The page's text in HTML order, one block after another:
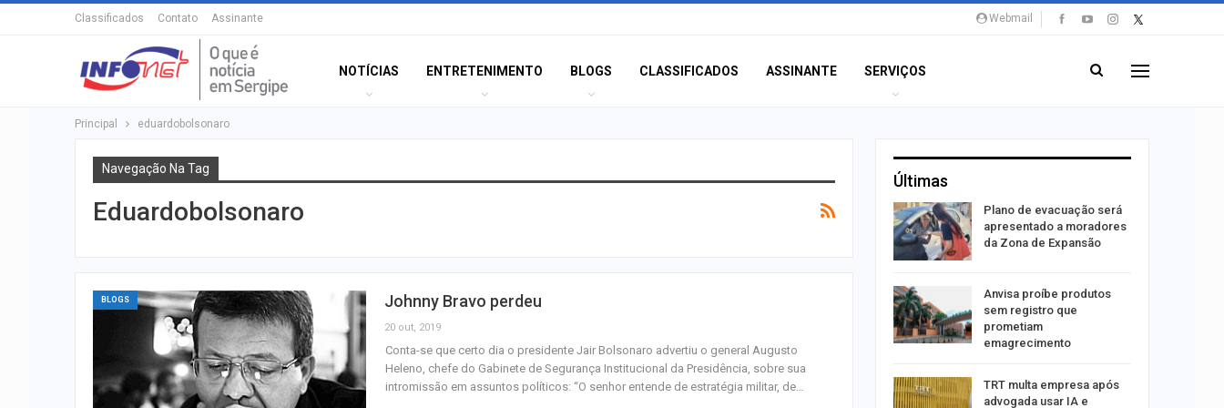
Webmail
Classificados Contato Assinante
NOTÍCIAS ENTRETENIMENTO BLOGS CLASSIFICADOS ASSINANTE SERVIÇOS
Principal eduardobolsonaro
Navegação Na Tag
Eduardobolsonaro
BLOGS Johnny Bravo perdeu
20 out, 2019
Conta-se que certo dia o presidente Jair Bolsonaro advertiu o general Augusto
Heleno, chefe do Gabinete de Segurança Institucional da Presidência, sobre sua
intromissão em assuntos políticos: “O senhor entende de estratégia militar, de…
Últimas
Polícia Civil investiga
Filarmônica de Itabaiana
realiza concerto em
Plano de evacuação será
apresentado a moradores
da Zona de Expansão
Anvisa proíbe produtos
sem registro que
prometiam
emagrecimento
TRT multa empresa após
advogada usar IA e